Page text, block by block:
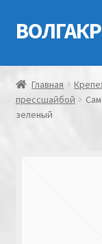
Перейти
к
Перейти
к
Главная
Контакты
Главная
прессшайбой
зеленый